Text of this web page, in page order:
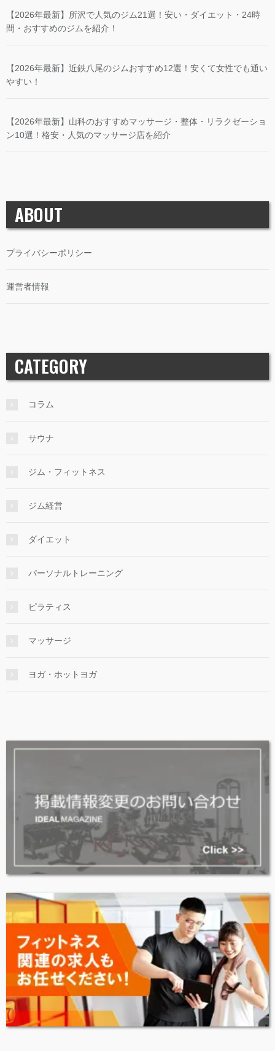
【2026年最新】所沢で人気のジム21選！安い・ダイエット・24時
間・おすすめのジムを紹介！
【2026年最新】近鉄八尾のジムおすすめ12選！安くて女性でも通い
やすい！
【2026年最新】山科のおすすめマッサージ・整体・リラクゼーショ
ン10選！格安・人気のマッサージ店を紹介
ABOUT
プライバシーポリシー
運営者情報
CATEGORY
コラム
サウナ
ジム・フィットネス
ジム経営
ダイエット
パーソナルトレーニング
ピラティス
マッサージ
ヨガ・ホットヨガ